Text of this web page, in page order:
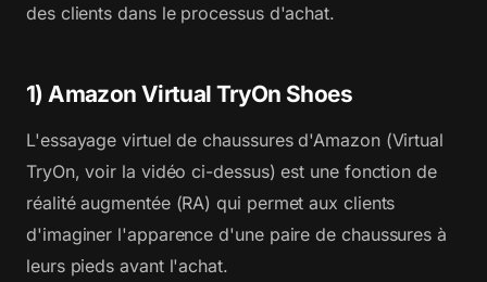
des clients dans le processus d'achat.
1) Amazon Virtual TryOn Shoes
L'essayage virtuel de chaussures d'Amazon (Virtual
TryOn, voir la vidéo ci-dessus) est une fonction de
réalité augmentée (RA) qui permet aux clients
d'imaginer l'apparence d'une paire de chaussures à
leurs pieds avant l'achat.